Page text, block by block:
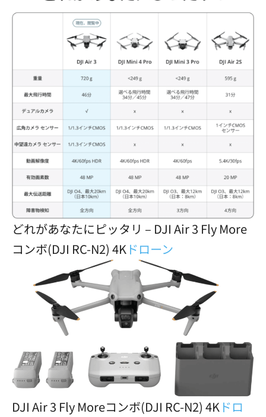
どれがあなたにピッタリ – DJI Air 3 Fly More
コンボ(DJI RC-N2) 4K ドローン
DJI Air 3 Fly Moreコンボ(DJI RC-N2) 4K ドロ